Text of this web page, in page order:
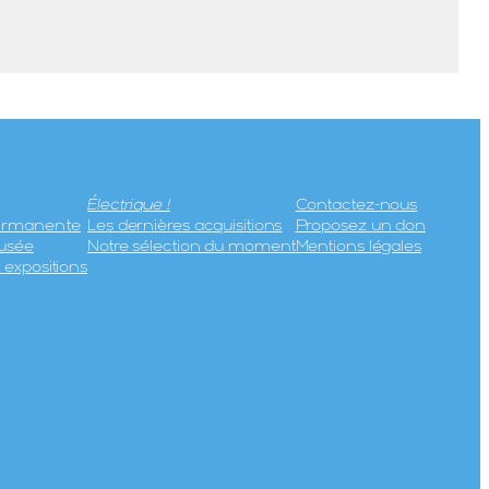
Électrique !
Les dernières acquisitions
Notre sélection du moment
Contactez-nous
Proposez un don
Mentions légales